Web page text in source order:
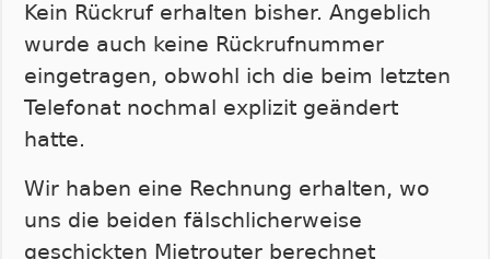
Kein Rückruf erhalten bisher. Angeblich
wurde auch keine Rückrufnummer
eingetragen, obwohl ich die beim letzten
Telefonat nochmal explizit geändert
hatte.
Wir haben eine Rechnung erhalten, wo
uns die beiden fälschlicherweise
geschickten Mietrouter berechnet